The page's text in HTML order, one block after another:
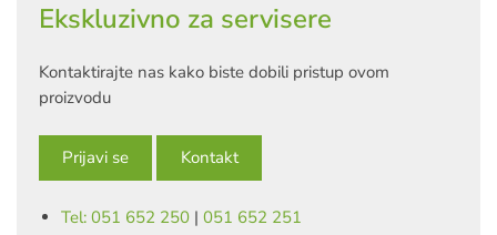
Ekskluzivno za servisere
Kontaktirajte nas kako biste dobili pristup ovom
proizvodu
Prijavi se Kontakt
Tel: 051 652 250 | 051 652 251